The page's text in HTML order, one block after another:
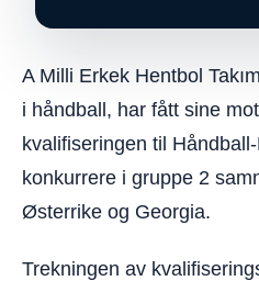
A Milli Erkek Hentbol
i håndball, har fått sine
kvalifiseringen til
konkurrere i gruppe 2
Østerrike og Georgia.
Trekningen av